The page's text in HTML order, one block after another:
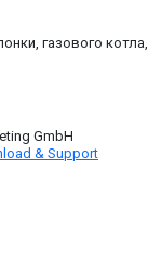
газового
GmbH
& Support